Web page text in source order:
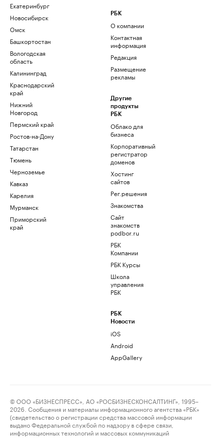
Екатеринбург
Новосибирск
Омск
Башкортостан
Вологодская
область
Калининград
Краснодарский
край
Нижний
Новгород
Пермский край
Ростов-на-Дону
Татарстан
Тюмень
Черноземье
Кавказ
Карелия
Мурманск
Приморский
край
РБК
О компании
Контактная
информация
Редакция
Размещение
рекламы
Другие
продукты
РБК
Облако для
бизнеса
Корпоративный
регистратор
доменов
Хостинг
сайтов
Рег.решения
Знакомства
Сайт
знакомств
podbor.ru
РБК
Компании
РБК Курсы
Школа
управления
РБК
РБК
Новости
iOS
Android
AppGallery
© ООО «БИЗНЕСПРЕСС», АО «РОСБИЗНЕСКОНСАЛТИНГ», 1995–
2026. Сообщения и материалы информационного агентства «РБК»
(свидетельство о регистрации средства массовой информации
выдано Федеральной службой по надзору в сфере связи,
информационных технологий и массовых коммуникаций